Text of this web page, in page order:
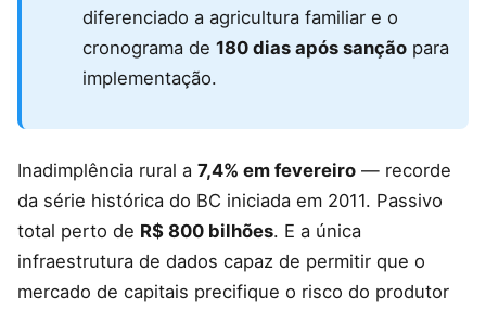
diferenciado a agricultura familiar e o
cronograma de 180 dias após sanção para
implementação.
Inadimplência rural a 7,4% em fevereiro — recorde
da série histórica do BC iniciada em 2011. Passivo
total perto de R$ 800 bilhões. E a única
infraestrutura de dados capaz de permitir que o
mercado de capitais precifique o risco do produtor